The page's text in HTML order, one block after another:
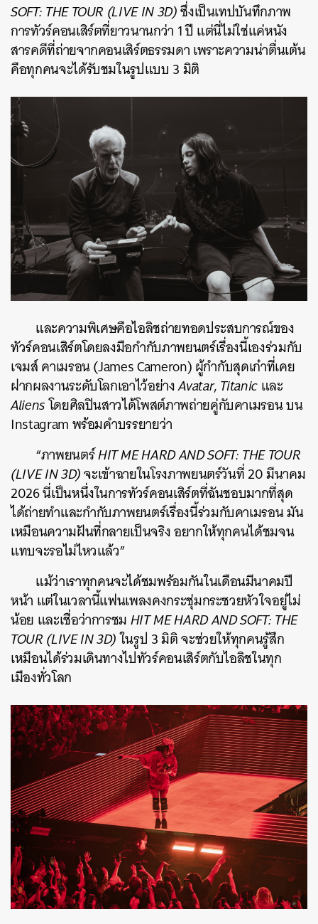
SOFT: THE TOUR (LIVE IN 3D)ซึ่งเป็นเทปบันทึกภาพ
การทัวร์คอนเสิร์ตที่ยาวนานกว่า 1 ปี แต่นี่ไม่ใช่แค่หนัง
สารคดีที่ถ่ายจากคอนเสิร์ตธรรมดา เพราะความน่าตื่นเต้น
คือทุกคนจะได้รับชมในรูปแบบ 3 มิติ
และความพิเศษคือไอลิชถ่ายทอดประสบการณ์ของ
ทัวร์คอนเสิร์ตโดยลงมือกำกับภาพยนตร์เรื่องนี้เองร่วมกับ
เจมส์ คาเมรอน (James Cameron) ผู้กำกับสุดเก๋าที่เคย
ฝากผลงานระดับโลกเอาไว้อย่างAvatar,Titanicและ
Aliensโดยศิลปินสาวได้โพสต์ภาพถ่ายคู่กับคาเมรอน บน
Instagram พร้อมคำบรรยายว่า
“ภาพยนตร์HIT ME HARD AND SOFT: THE TOUR
(LIVE IN 3D)จะเข้าฉายในโรงภาพยนตร์วันที่ 20 มีนาคม
2026 นี่เป็นหนึ่งในการทัวร์คอนเสิร์ตที่ฉันชอบมากที่สุด
ได้ถ่ายทำและกำกับภาพยนตร์เรื่องนี้ร่วมกับคาเมรอน มัน
เหมือนความฝันที่กลายเป็นจริง อยากให้ทุกคนได้ชมจน
แทบจะรอไม่ไหวแล้ว”
แม้ว่าเราทุกคนจะได้ชมพร้อมกันในเดือนมีนาคมปี
หน้า แต่ในเวลานี้แฟนเพลงคงกระชุ่มกระชวยหัวใจอยู่ไม่
น้อย และเชื่อว่าการชมHIT ME HARD AND SOFT: THE
TOUR (LIVE IN 3D)ในรูป 3 มิติ จะช่วยให้ทุกคนรู้สึก
เหมือนได้ร่วมเดินทางไปทัวร์คอนเสิร์ตกับไอลิชในทุก
เมืองทั่วโลก
SHARE TWEET LINE EMAIL